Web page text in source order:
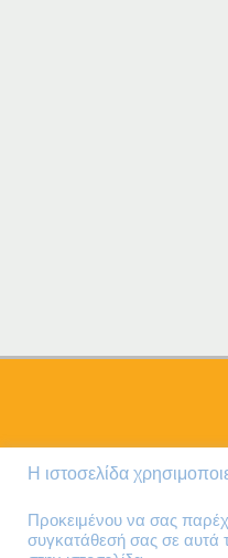
Η ιστοσελίδα
Προκειμένου να σας
συγκατάθεσή σας σε αυτά